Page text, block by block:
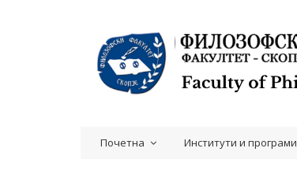
Почетна Институти и програми